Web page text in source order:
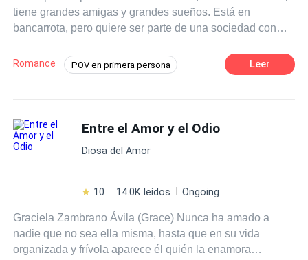
tiene grandes amigas y grandes sueños. Está en
bancarrota, pero quiere ser parte de una sociedad con
cafetería, en un giro inesperado del destino, sus amigas
le hacen una propuesta, tiene que ganar una apuesta,
noche de pasión ella se interesa por el chico, pero sabe
que tiene que ganar esa apuesta. Axel David, es un chico
de 28 años muy entusiasta, que el día que le pide
con otro, pero que quiere estar con los dos, pero él se
podrá cobrar esa herencia que su padre le ha prometido.
Dolido se va a otra ciudad donde conoce a una linda
chica y pasan la mejor noche de sus vidas, pero la tiene
Romance POV en primera persona Leer
Entre el Amor y el Odio
Diosa del Amor
10 14.0K leídos Ongoing
Graciela Zambrano Ávila (Grace) Nunca ha amado a
nadie que no sea ella misma, hasta que en su vida
organizada y frívola aparece él quién la enamora